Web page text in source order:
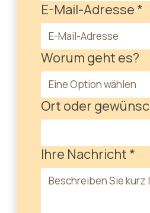
E-Mail-Adresse *
Worum geht es?
Ort oder
Ihre Nachricht *